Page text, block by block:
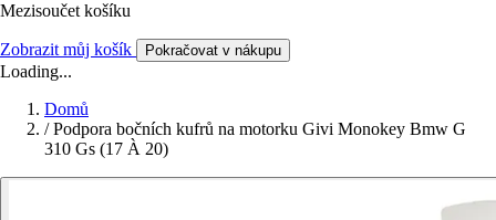
Mezisoučet košíku
Zobrazit můj košík Pokračovat v nákupu
Loading...
Domů
/ Podpora bočních kufrů na motorku Givi Monokey Bmw G
310 Gs (17 À 20)